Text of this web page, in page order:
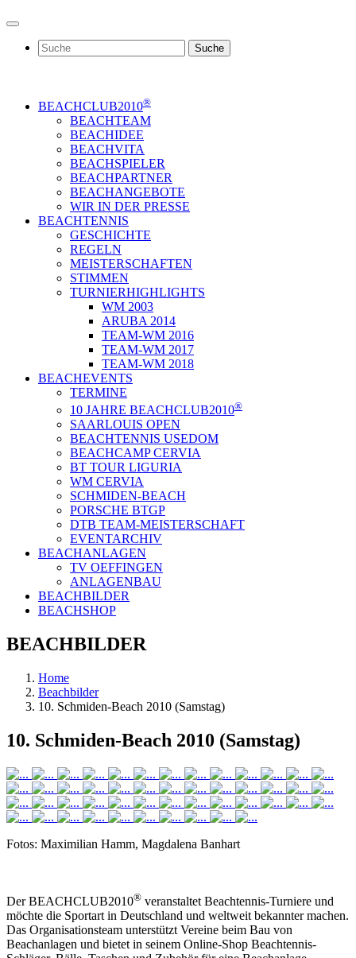
Suche
BEACHCLUB2010®
BEACHTEAM
BEACHIDEE
BEACHVITA
BEACHSPIELER
BEACHPARTNER
BEACHANGEBOTE
WIR IN DER PRESSE
BEACHTENNIS
GESCHICHTE
REGELN
MEISTERSCHAFTEN
STIMMEN
TURNIERHIGHLIGHTS
WM 2003
ARUBA 2014
TEAM-WM 2016
TEAM-WM 2017
TEAM-WM 2018
BEACHEVENTS
TERMINE
10 JAHRE BEACHCLUB2010®
SAARLOUIS OPEN
BEACHTENNIS USEDOM
BEACHCAMP CERVIA
BT TOUR LIGURIA
WM CERVIA
SCHMIDEN-BEACH
PORSCHE BTGP
DTB TEAM-MEISTERSCHAFT
EVENTARCHIV
BEACHANLAGEN
TV OEFFINGEN
ANLAGENBAU
BEACHBILDER
BEACHSHOP
BEACHBILDER
Home
Beachbilder
10. Schmiden-Beach 2010 (Samstag)
10. Schmiden-Beach 2010 (Samstag)
Fotos: Maximilian Hamm, Magdalena Banhart
Der BEACHCLUB2010® veranstaltet Beachtennis-Turniere und
möchte die Sportart in Deutschland und weltweit bekannter machen.
Das Organisationsteam unterstützt Vereine beim Bau von
Beachanlagen und bietet in seinem Online-Shop Beachtennis-